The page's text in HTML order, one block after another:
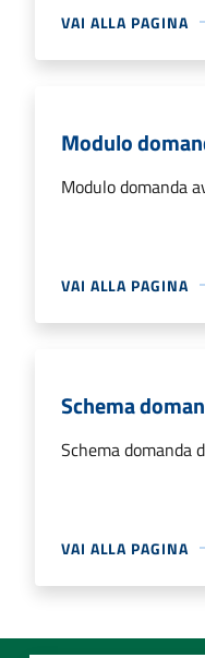
VAI ALLA PAGINA
Modulo
Modulo domanda
VAI ALLA PAGINA
Schema
Schema domanda
VAI ALLA PAGINA